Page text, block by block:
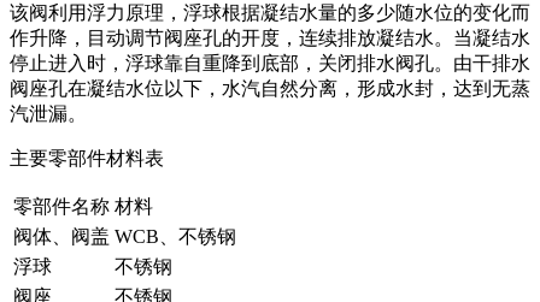
该阀利用浮力原理，浮球根据凝结水量的多少随水位的变化而
作升降，目动调节阀座孔的开度，连续排放凝结水。当凝结水
停止进入时，浮球靠自重降到底部，关闭排水阀孔。由干排水
阀座孔在凝结水位以下，水汽自然分离，形成水封，达到无蒸
汽泄漏。
主要零部件材料表
零部件名称 材料
阀体、阀盖 WCB、不锈钢
浮球
不锈钢
阀座
不锈钢